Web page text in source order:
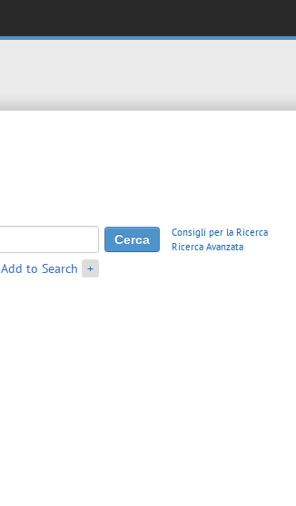
Consigli per la Ricerca
Ricerca Avanzata
Add to Search +